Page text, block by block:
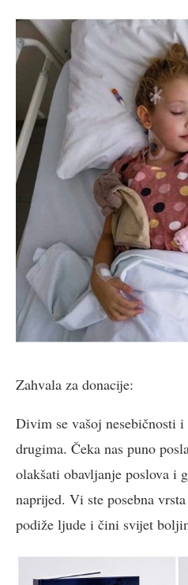
Zahvala za donacije:
Divim se vašoj nesebičnosti
drugima. Čeka nas puno
olakšati obavljanje poslova
naprijed. Vi ste posebna
podiže ljude i čini svijet